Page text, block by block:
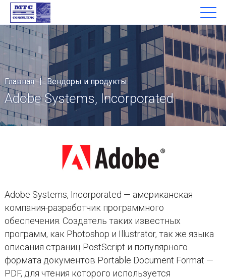
Главная | Вендоры и продукты
Adobe Systems, Incorporated
Adobe Systems, Incorporated — американская
компания-разработчик программного
обеспечения. Создатель таких известных
программ, как Photoshop и Illustrator, так же языка
описания страниц PostScript и популярного
формата документов Portable Document Format —
PDF, для чтения которого используется